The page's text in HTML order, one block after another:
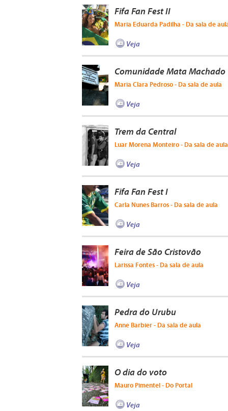
Fifa Fan Fest II
Maria Eduarda Padilha - Da sala de
Veja
Comunidade Mata Machado
Maria Clara Pedroso - Da sala de aula
Veja
Trem da Central
Luar Morena Monteiro - Da sala de aula
Veja
Fifa Fan Fest I
Carla Nunes Barros - Da sala de aula
Veja
Feira de São Cristovão
Larissa Fontes - Da sala de aula
Veja
Pedra do Urubu
Anne Barbier - Da sala de aula
Veja
O dia do voto
Mauro Pimentel - Do Portal
Veja